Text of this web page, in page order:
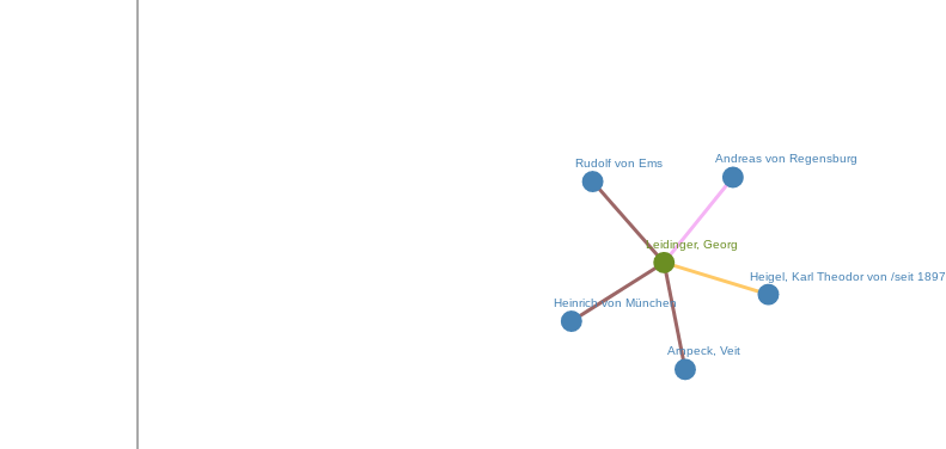
Leidinger, Georg
Heigel, Karl Theodor von /seit 1897
Arnpeck, Veit
Rudolf von Ems
Heinrich von München
Andreas von Regensburg